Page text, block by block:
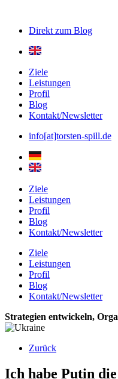
Direkt zum Blog
Ziele
Leistungen
Profil
Blog
Kontakt/Newsletter
info[at]torsten-spill.de
Ziele
Leistungen
Profil
Blog
Kontakt/Newsletter
Ziele
Leistungen
Profil
Blog
Kontakt/Newsletter
Strategien entwickeln,
Zurück
Ich habe Putin